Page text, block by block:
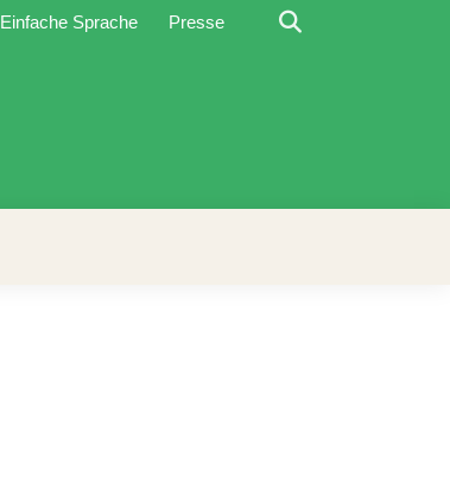
Einfache Sprache Presse Suche